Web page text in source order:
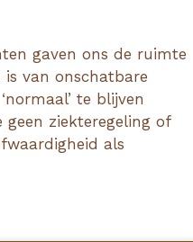
gaven ons de ruimte
van onschatbare
te blijven
ziekteregeling of
als